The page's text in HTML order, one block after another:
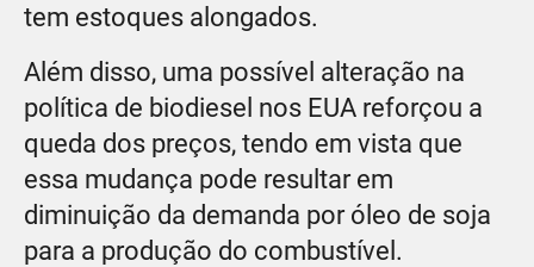
tem estoques alongados.
Além disso, uma possível alteração na
política de biodiesel nos EUA reforçou a
queda dos preços, tendo em vista que
essa mudança pode resultar em
diminuição da demanda por óleo de soja
para a produção do combustível.